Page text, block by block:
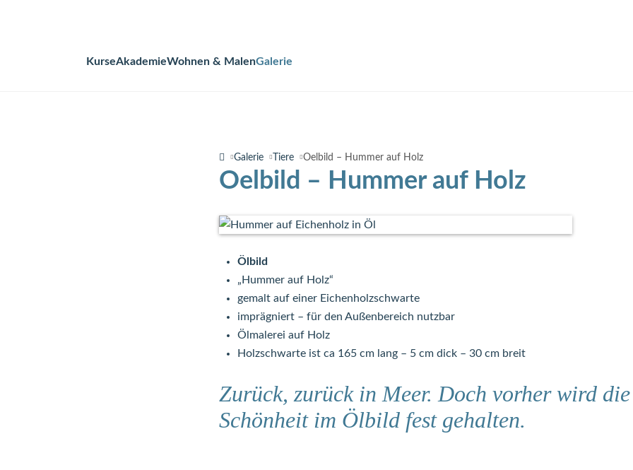
Navigation
KurseAkademieWohnen & MalenGalerie
Galerie Tiere Oelbild – Hummer auf Holz
Oelbild – Hummer auf Holz
Ölbild
„Hummer auf Holz“
gemalt auf einer Eichenholzschwarte
imprägniert – für den Außenbereich nutzbar
Ölmalerei auf Holz
Holzschwarte ist ca 165 cm lang – 5 cm dick – 30 cm breit
Zurück, zurück in Meer. Doch vorher wird
Schönheit im Ölbild fest gehalten.